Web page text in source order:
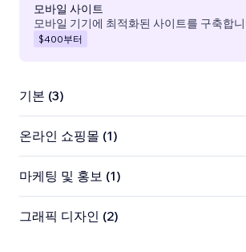
모바일 사이트
모바일 기기에 최적화된 사이트를 구축합
$400부터
기본 (3)
온라인 쇼핑몰 (1)
마케팅 및 홍보 (1)
그래픽 디자인 (2)